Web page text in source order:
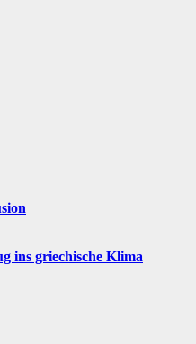
ins griechische Klima